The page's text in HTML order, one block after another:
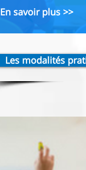
En savoir plus >>
Les modalités